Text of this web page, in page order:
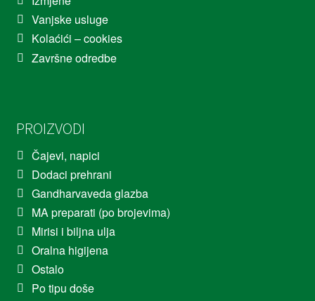
Vanjske usluge
Kolaćići – cookies
Završne odredbe
PROIZVODI
Čajevi, napici
Dodaci prehrani
Gandharvaveda glazba
MA preparati (po brojevima)
Mirisi i biljna ulja
Oralna higijena
Ostalo
Po tipu doše